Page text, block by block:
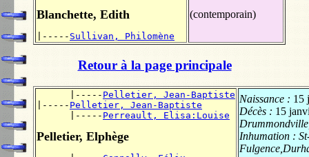
Blanchette, Edith
|----- Sullivan, Philomène
(contemporain)
Retour à la page principale
      |-----
Pelletier, Jean-Baptiste
|----- Pelletier, Jean-Baptiste
      |-----
Perreault, Elisa:Louise
Pelletier, Elphège
Naissance : 15
Décès : 15
Inhumation :